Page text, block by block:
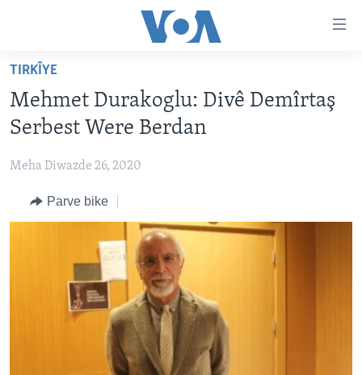
Yekser
naveroka
serekî
here
serekî
Yekser
DESTPÊK
NÛÇE
FOTO GALERÎ
RADYO
AMERÎKA
TIRKÎYE
ROJHILATA NAVÎN
TIRKÎYE
Mehmet Durakoglu: Divê Demîrtaş
Serbest Were Berdan
Meha Diwazde 26, 2020
Parve bike